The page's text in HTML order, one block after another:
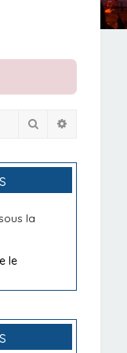
Rechercher
la
le